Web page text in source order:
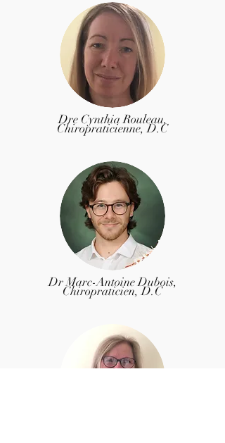
Dre Cynthia Rouleau,
Chiropraticienne, D.C
Dr Marc-Antoine Dubois,
Chiropraticien, D.C